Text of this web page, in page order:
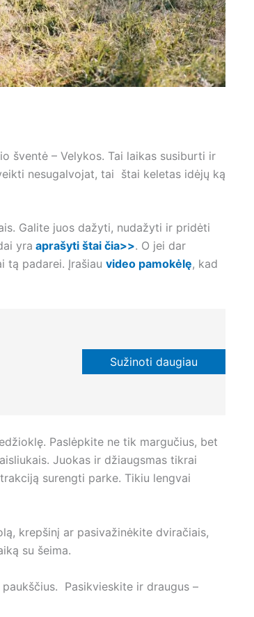
šventė – Velykos. Tai laikas susiburti ir
nesugalvojat, tai štai keletas idėjų ką
Galite juos dažyti, nudažyti ir pridėti
yra aprašyti štai čia>>. O jei dar
tą padarei. Įrašiau video pamokėlę, kad
Sužinoti daugiau
Paslėpkite ne tik margučius, bet
Juokas ir džiaugsmas tikrai
surengti parke. Tikiu lengvai
krepšinį ar pasivažinėkite dviračiais,
su šeima.
Pasikvieskite ir draugus –